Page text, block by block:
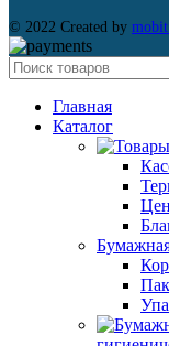
© 2022 Created by
Главная
Каталог